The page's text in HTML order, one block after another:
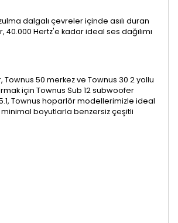
dalgalı çevreler içinde asılı duran
Hertz'e kadar ideal ses dağılımı
50 merkez ve Townus 30 2 yollu
için Townus Sub 12 subwoofer
Townus hoparlör modellerimizle ideal
minimal boyutlarla benzersiz çeşitli